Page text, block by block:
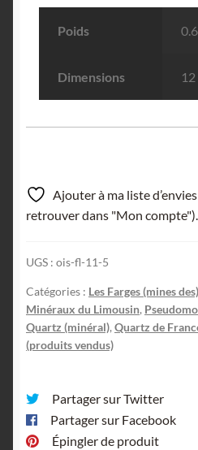
Poids
Dimensions
Ajouter à ma liste
retrouver dans "Mon compte").
UGS : ois-fl-11-5
Catégories : Les Farges (mines des)
Minéraux du Limousin,
Quartz (minéral), Quartz de
(produits vendus)
Partager sur Twitter
Partager sur Facebook
Épingler de produit